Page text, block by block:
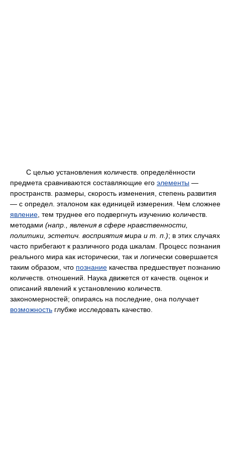
С целью установления количеств. определённости
предмета сравниваются составляющие его элементы —
пространств. размеры, скорость изменения, степень развития
— с определ. эталоном как единицей измерения. Чем сложнее
явление , тем труднее его подвергнуть изучению количеств.
методами (напр., явления в сфере нравственности,
политики, эстетич. восприятия мира и т. п.); в этих случаях
часто прибегают к различного рода шкалам. Процесс познания
реального мира как исторически, так и логически совершается
таким образом, что познание качества предшествует познанию
количеств. отношений. Наука движется от качеств. оценок и
описаний явлений к установлению количеств.
закономерностей; опираясь на последние, она получает
возможность глубже исследовать качество.